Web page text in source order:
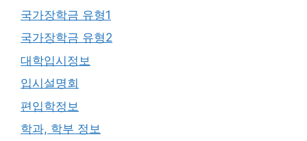
국가장학금 유형1
국가장학금 유형2
대학입시정보
입시설명회
편입학정보
학과, 학부 정보